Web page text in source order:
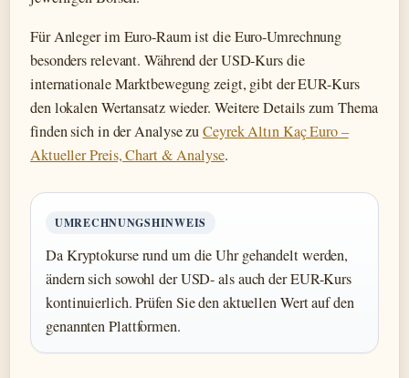
Für Anleger im Euro-Raum ist die Euro-Umrechnung
besonders relevant. Während der USD-Kurs die
internationale Marktbewegung zeigt, gibt der EUR-Kurs
den lokalen Wertansatz wieder. Weitere Details zum Thema
finden sich in der Analyse zuCeyrek Altın Kaç Euro –
Aktueller Preis, Chart & Analyse.
UMRECHNUNGSHINWEIS
Da Kryptokurse rund um die Uhr gehandelt werden,
ändern sich sowohl der USD- als auch der EUR-Kurs
kontinuierlich. Prüfen Sie den aktuellen Wert auf den
genannten Plattformen.